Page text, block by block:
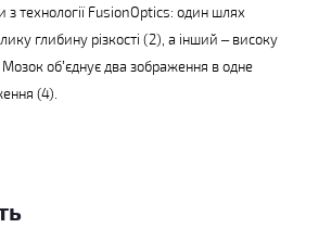
з технології FusionOptics: один шлях
глибину різкості (2), а інший – високу
Мозок об’єднує два зображення в одне
(4).